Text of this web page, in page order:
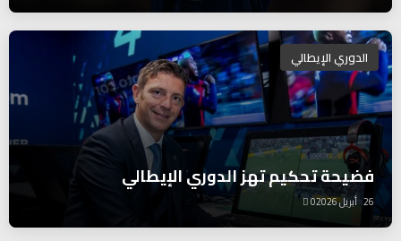
الدوري الإيطالي
فضيحة تحكيم تهز الدوري الإيطالي
26 أبريل 2026 0